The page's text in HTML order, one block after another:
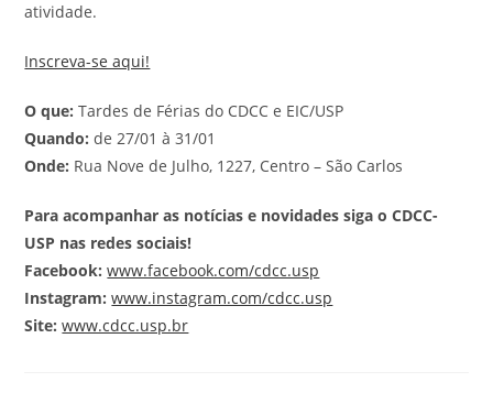
atividade.
Inscreva-se aqui!
O que: Tardes de Férias do CDCC e EIC/USP
Quando: de 27/01 à 31/01
Onde: Rua Nove de Julho, 1227, Centro – São Carlos
Para acompanhar as notícias e novidades siga o CDCC-
USP nas redes sociais!
Facebook:www.facebook.com/cdcc.usp
Instagram:www.instagram.com/cdcc.usp
Site:www.cdcc.usp.br